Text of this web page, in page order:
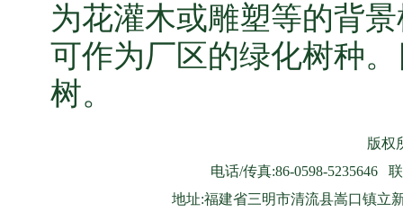
为花灌木或雕塑等的背
可作为厂区的绿化树种
树。
版权
电话/传真:86-0598-5235646
地址:福建省三明市清流县嵩口镇立